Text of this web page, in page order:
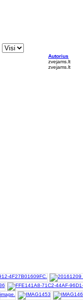
Autorius
zvejams.lt
zvejams.lt